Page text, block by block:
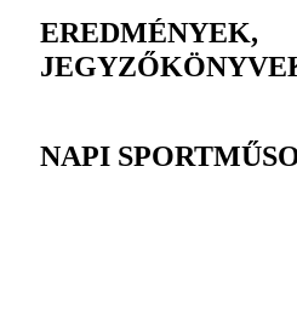
EREDMÉNYEK,
NAPI